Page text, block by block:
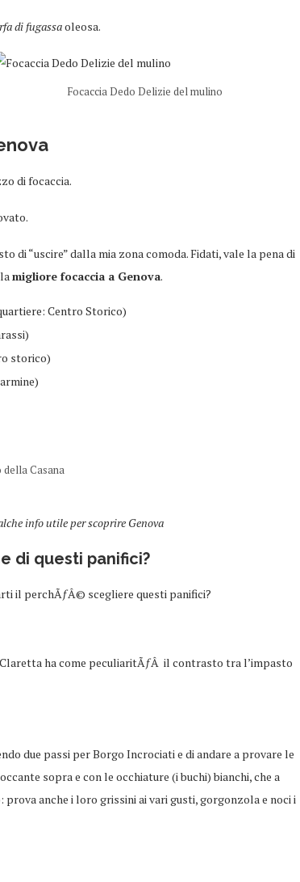
di fugassaoleosa.
Focaccia Dedo Delizie del mulino
di focaccia.
di “uscire” dalla mia zona comoda. Fidati, vale la pena di
migliore focaccia a Genova.
Centro Storico)
storico)
della Casana
info utile per scoprire Genova
di questi panifici?
il perchÃƒÂ© scegliere questi panifici?
Claretta ha come peculiaritÃƒÂ il contrasto tra l’impasto
due passi per Borgo Incrociati e di andare a provare le
sopra e con le occhiature (i buchi) bianchi, che a
anche i loro grissini ai vari gusti, gorgonzola e noci i